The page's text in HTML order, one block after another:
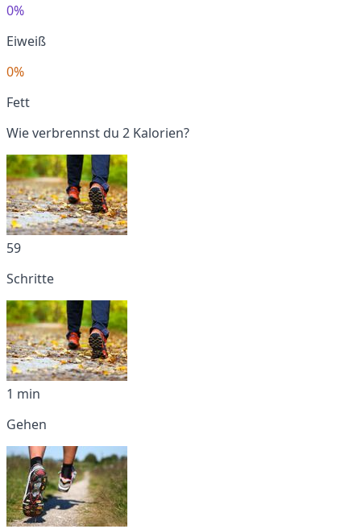
0%
Eiweiß
0%
Fett
Wie verbrennst du 2 Kalorien?
59
Schritte
1 min
Gehen